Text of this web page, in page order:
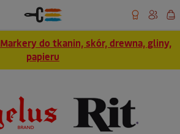
Markery do tkanin, skór, drewna, gliny,
papieru